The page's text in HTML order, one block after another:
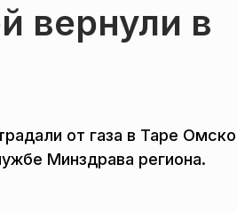
вернули в
от газа в Таре
Минздрава региона.